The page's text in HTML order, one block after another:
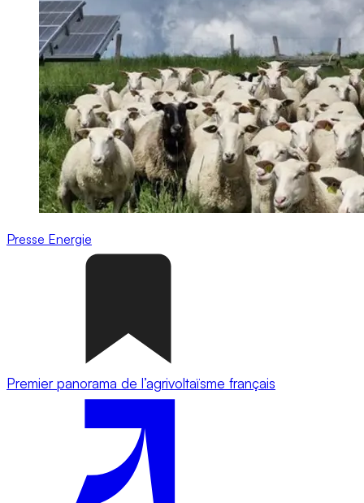
Presse Energie
Premier panorama de l’agrivoltaïsme français